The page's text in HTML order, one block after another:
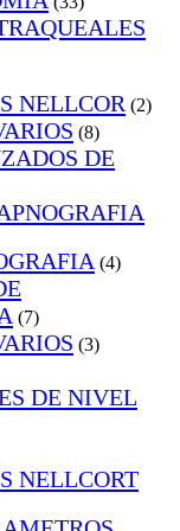
NELLCOR (2)
(8)
DE
(4)
(7)
(3)
DE NIVEL
NELLCORT